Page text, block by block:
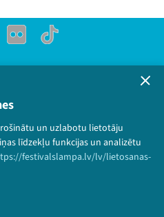
un uzlabotu lietotāju
līdzekļu funkcijas un analizētu
festivalslampa.lv/lv/lietosanas-
Flick TikTok
politika
Visas tiesības